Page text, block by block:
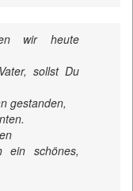
wir heute
sollst Du
gestanden,
ein schönes,